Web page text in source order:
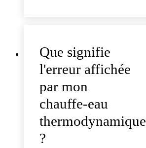
Que signifie
l'erreur affichée
par mon
chauffe-eau
thermodynamique
?